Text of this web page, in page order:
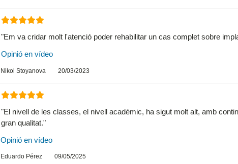
"Em va cridar molt l'atenció poder rehabilitar un cas complet sobre
Opinió en vídeo
Nikol Stoyanova 20/03/2023
"El nivell de les classes, el nivell acadèmic, ha sigut molt alt, amb
gran qualitat."
Opinió en vídeo
Eduardo Pérez 09/05/2025